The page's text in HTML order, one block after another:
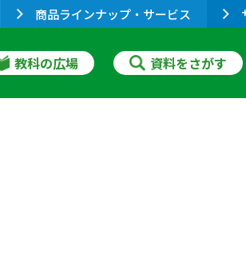
商品ラインナップ・サービス
教科の広場 資料をさがす